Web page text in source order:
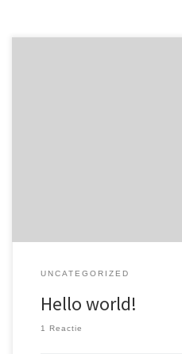
UNCATEGORIZED
Hello world!
1 Reactie